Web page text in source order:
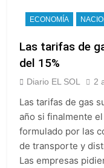
ECONOMÍA
Las tarifas de
del 15%
Diario EL SOL 2
Las tarifas de gas
año si finalmente
formulado por las
de transporte y
Las empresas